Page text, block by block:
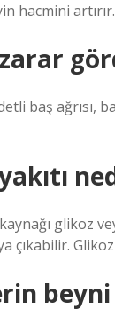
hacmini
baş ağrısı,
glikoz
çıkabilir.
beyni